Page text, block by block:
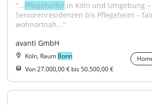
"...Pflegehelfer in Köln und Umgebung –
Seniorenresidenzen bis Pflegeheim –
wohnortnah..."
avanti GmbH
Köln, Raum Bonn
Von 27.000,00 € bis 50.500,00 €